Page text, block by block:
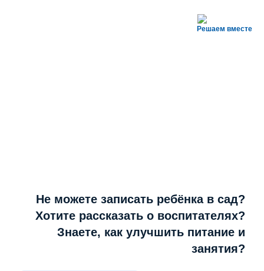
Решаем вместе
Не можете записать ребёнка в сад?
Хотите рассказать о воспитателях?
Знаете, как улучшить питание и
занятия?